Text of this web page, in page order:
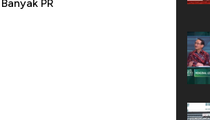
Banyak PR